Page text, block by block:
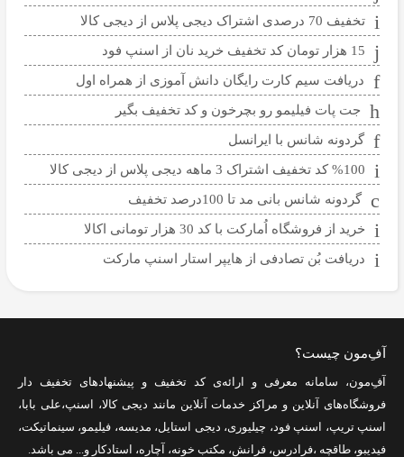
تخفیف 70 درصدی اشتراک دیجی پلاس از دیجی کالا
15 هزار تومان کد تخفیف خرید نان از اسنپ فود
دریافت سیم کارت رایگان دانش آموزی از همراه اول
جت پات فیلیمو رو بچرخون و کد تخفیف بگیر
گردونه شانس با ایرانسل
%100 کد تخفیف اشتراک 3 ماهه دیجی پلاس از دیجی کالا
گردونه شانس بانی مد تا 100درصد تخفیف
خرید از فروشگاه اُمارکت با کد 30 هزار تومانی اکالا
دریافت بُن تصادفی از هایپر استار اسنپ مارکت
آفِ‌مون چیست؟
آفِ‌مون، سامانه معرفی و ارائه‌یکد تخفیف و پیشنهادهای تخفیف دار
فروشگاه‌های آنلاین و مراکز خدمات آنلاین مانند دیجی کالا، اسنپ،علی بابا،
اسنپ تریپ، اسنپ فود، چیلیوری، دیجی استایل، مدیسه، فیلیمو، سینماتیکت،
فیدیبو، طاقچه ،فرادرس، فرانش، مکتب خونه، آچاره، استادکار و... می باشد.